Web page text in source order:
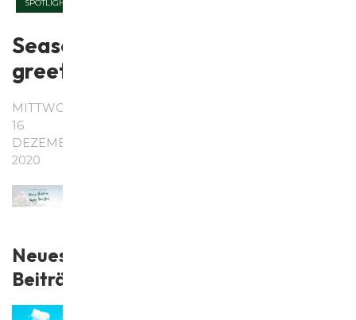
SPOTLIGHT
Season's
greetings
MITTWOCH,
16
DEZEMBER
2020
Neueste
Beiträge